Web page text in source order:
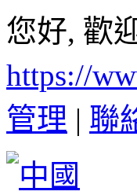
您好, 歡
https://
管理 | 聯